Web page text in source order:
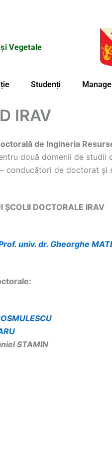
Vegetale
Studenți
IRAV
de Ingineria
două domenii de
conducători de doctorat
ȘCOLII DOCTORALE IRAV
univ. dr. Gheorghe
STAMIN